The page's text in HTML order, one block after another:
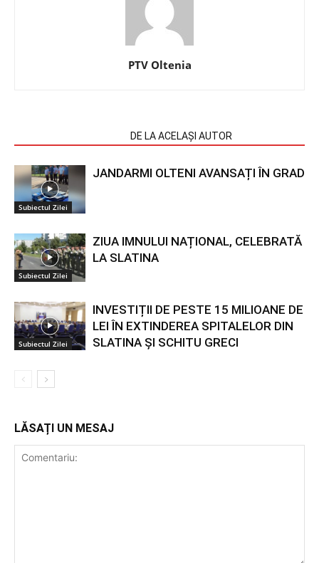
PTV Oltenia
DE LA ACELAȘI AUTOR
Subiectul Zilei
JANDARMI OLTENI AVANSAȚI ÎN GRAD
Subiectul Zilei
ZIUA IMNULUI NAȚIONAL, CELEBRATĂ
LA SLATINA
Subiectul Zilei
INVESTIȚII DE PESTE 15 MILIOANE DE
LEI ÎN EXTINDEREA SPITALELOR DIN
SLATINA ȘI SCHITU GRECI
LĂSAȚI UN MESAJ